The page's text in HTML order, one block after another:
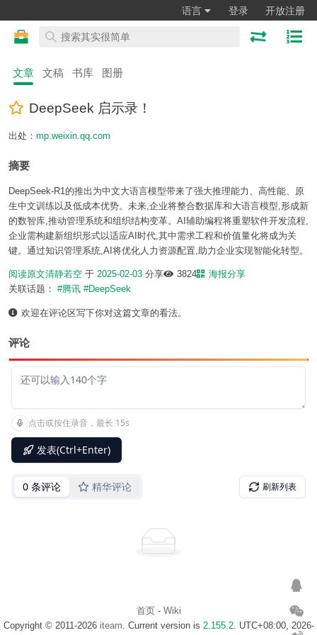
语言 登录 开放注册
文章 文稿 书库 图册
DeepSeek 启示录！
出处： mp.weixin.qq.com
摘要
DeepSeek-R1的推出为中文大语言模型带来了强大推理能力、高性能、原
生中文训练以及低成本优势。未来,企业将整合数据库和大语言模型,形成新
的数智库,推动管理系统和组织结构变革。AI辅助编程将重塑软件开发流程,
企业需构建新组织形式以适应AI时代,其中需求工程和价值量化将成为关
键。通过知识管理系统,AI将优化人力资源配置,助力企业实现智能化转型。
阅读原文清静若空 于 2025-02-03 分享 3824
海报分享
关联话题： #腾讯 #DeepSeek
欢迎在评论区写下你对这篇文章的看法。
评论
首页- Wiki
Copyright © 2011-2026 iteam. Current version is 2.155.2. UTC+08:00, 2026-